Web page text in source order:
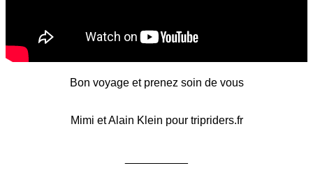
Bon voyage et prenez soin de vous
Mimi et Alain Klein pour tripriders.fr